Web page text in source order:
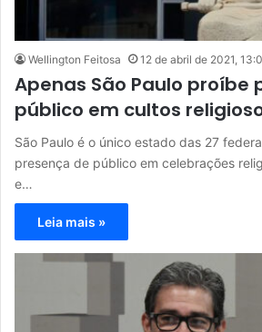
Wellington Feitosa 12 de abril de 2021,
Apenas São Paulo proíbe
público em cultos
São Paulo é o único estado das 27
presença de público em celebrações
e…
Leia mais »